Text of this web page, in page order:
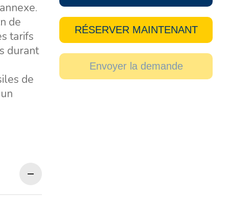
de
tarifs
durant
de
RÉSERVER MAINTENANT
Envoyer la demande